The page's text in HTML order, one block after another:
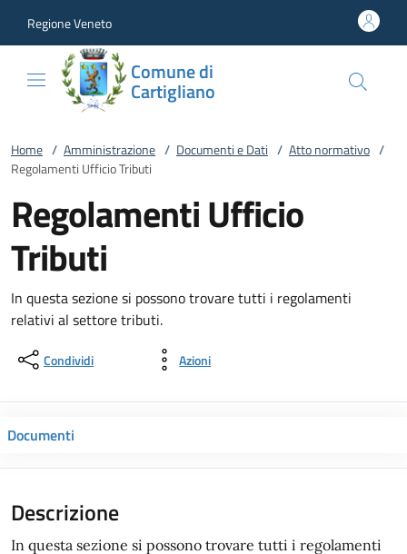
Regione Veneto
Comune di
Cartigliano
Home / Amministrazione / Documenti e Dati / Atto normativo /
Regolamenti Ufficio Tributi
Regolamenti Ufficio
Tributi
In questa sezione si possono trovare tutti i regolamenti
relativi al settore tributi.
Condividi Azioni
Documenti
Descrizione
In questa sezione si possono trovare tutti i regolamenti